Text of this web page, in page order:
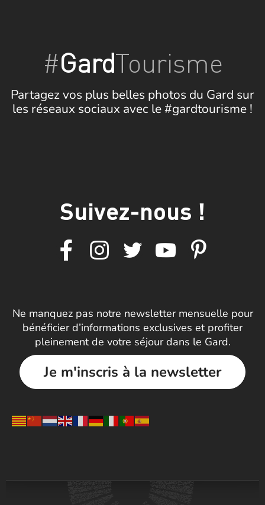
#GardTourisme
Partagez vos plus belles photos du Gard sur
les réseaux sociaux avec le #gardtourisme !
Suivez-nous !
Ne manquez pas notre newsletter mensuelle pour
bénéficier d’informations exclusives et profiter
pleinement de votre séjour dans le Gard.
Je m'inscris à la newsletter